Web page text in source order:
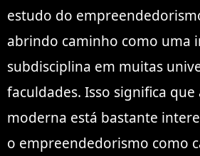
estudo do
abrindo caminho como uma
subdisciplina em muitas
faculdades. Isso significa
moderna está bastante
o empreendedorismo como